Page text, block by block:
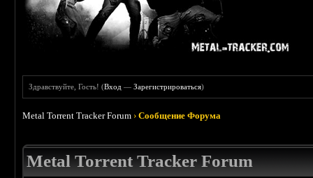
Здравствуйте, Гость! (Вход —Зарегистрироваться)
Metal Torrent Tracker Forum ›Сообщение Форума
Metal Torrent Tracker Forum